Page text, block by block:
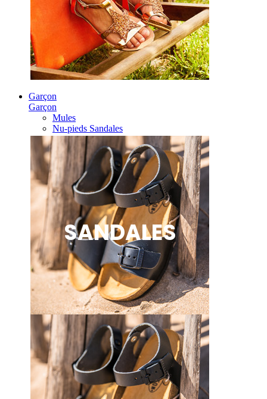
Garçon
Garçon
Mules
Nu-pieds Sandales
SANDALES